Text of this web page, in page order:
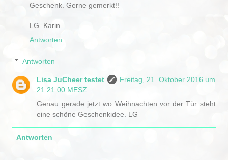
Geschenk. Gerne gemerkt!!
LG..Karin...
Antworten
Antworten
Lisa JuCheer testet
Freitag, 21. Oktober 2016 um
21:21:00 MESZ
Genau gerade jetzt wo Weihnachten vor der Tür steht
eine schöne Geschenkidee. LG
Antworten